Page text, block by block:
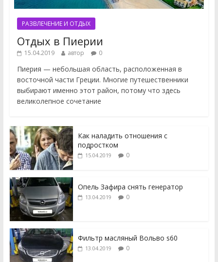
РАЗВЛЕЧЕНИЕ И ОТДЫХ
Отдых в Пиерии
15.04.2019 автор 0
Пиерия — небольшая область, расположенная в
восточной части Греции. Многие путешественники
выбирают именно этот район, потому что здесь
великолепное сочетание
Как наладить отношения с
подростком
15.04.2019 0
Опель Зафира снять генератор
13.04.2019 0
Фильтр масляный Вольво s60
13.04.2019 0